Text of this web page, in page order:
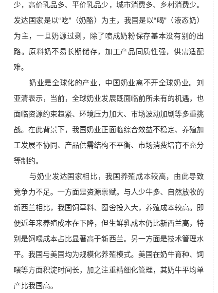
少，高价乳品多、平价乳品少，城市消费多、乡村消费少。
发达国家是以“吃”（奶酪）为主，我国是以“喝”（液态奶）
为主，一旦奶源过剩，除了喷成奶粉保存基本没有别的出
路。原料奶不易长期储存，加工产品同质性强，供需适配
难。
奶业是全球化的产业，中国奶业离不开全球奶业。刘
亚清表示，当前，全球奶业发展既面临前所未有的机遇，也
面临资源约束趋紧、环境压力加大、市场波动加剧等多重挑
战。在此背景下，我国奶业正面临综合效益不稳定、养殖加
工发展不协同、产品供需结构不平衡、市场消费培育不充分
等制约。
与奶业发达国家相比，我国养殖成本较高，由此导致
竞争力不足。一方面是资源禀赋。与人少牛多、自然放牧的
新西兰相比，我国饲草料、圈舍投入大，养殖成本较高。即
便近年来养殖成本在下降，但生鲜乳成本仍比新西兰高，特
别是饲喂成本占比显著高于新西兰。另一方面是技术管理水
平。我国与美国均为规模化养殖模式。美国在奶牛育种、饲
喂等方面积淀时间长，加之注重精细化管理，其奶牛平均单
产比我国高。